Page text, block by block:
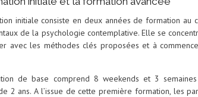
initiale consiste en deux années de formation
de la psychologie contemplative. Elle se
avec les méthodes clés proposées et à
de base comprend 8 weekends et 3
2 ans. A l’issue de cette première formation, les